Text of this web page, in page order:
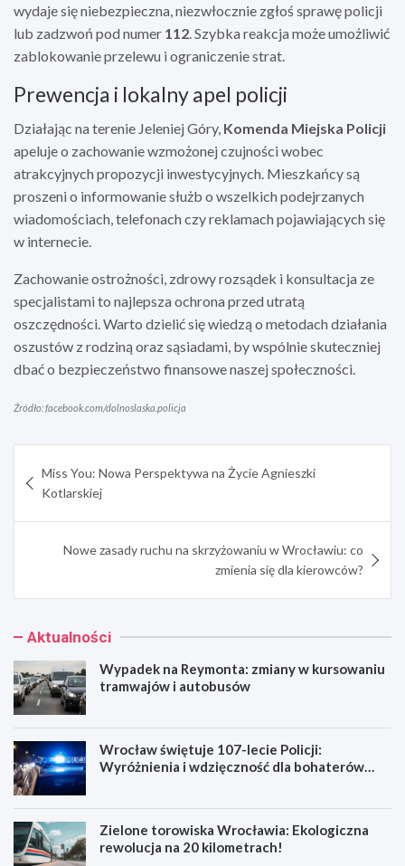
wydaje się niebezpieczna, niezwłocznie zgłoś sprawę policji
lub zadzwoń pod numer 112. Szybka reakcja może umożliwić
zablokowanie przelewu i ograniczenie strat.
Prewencja i lokalny apel policji
Działając na terenie Jeleniej Góry, Komenda Miejska Policji
apeluje o zachowanie wzmożonej czujności wobec
atrakcyjnych propozycji inwestycyjnych. Mieszkańcy są
proszeni o informowanie służb o wszelkich podejrzanych
wiadomościach, telefonach czy reklamach pojawiających się
w internecie.
Zachowanie ostrożności, zdrowy rozsądek i konsultacja ze
specjalistami to najlepsza ochrona przed utratą
oszczędności. Warto dzielić się wiedzą o metodach działania
oszustów z rodziną oraz sąsiadami, by wspólnie skuteczniej
dbać o bezpieczeństwo finansowe naszej społeczności.
Źródło: facebook.com/dolnoslaska.policja
wpisu
Miss You: Nowa Perspektywa na Życie Agnieszki
Kotlarskiej
Nowe zasady ruchu na skrzyżowaniu w Wrocławiu: co
zmienia się dla kierowców?
Aktualności
Wypadek na Reymonta: zmiany w kursowaniu
tramwajów i autobusów
Wrocław świętuje 107-lecie Policji:
Wyróżnienia i wdzięczność dla bohaterów
Zielone torowiska Wrocławia: Ekologiczna
rewolucja na 20 kilometrach!